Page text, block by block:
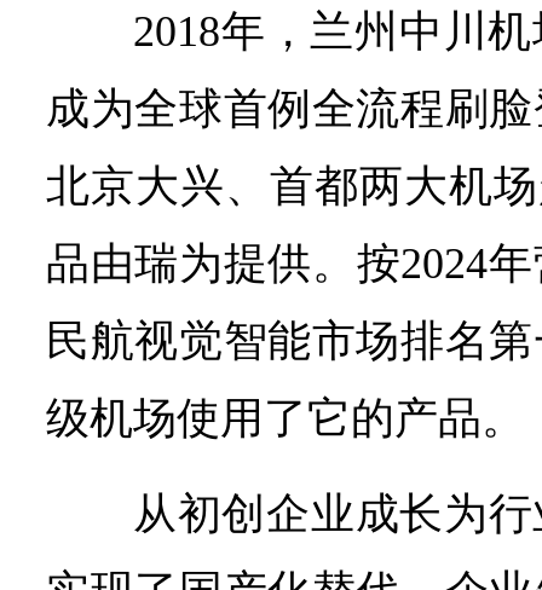
2018年，兰州中川
成为全球首例全流程刷
北京大兴、首都两大机
品由瑞为提供。按2024
民航视觉智能市场排名
级机场使用了它的产品。
从初创企业成长为